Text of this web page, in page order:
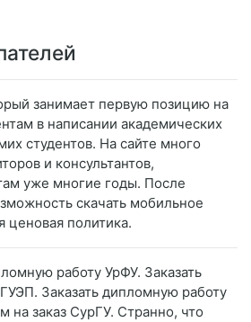
занимает первую позицию на
в написании академических
студентов. На сайте много
и консультантов,
уже многие годы. После
скачать мобильное
ценовая политика.
работу УрФУ. Заказать
Заказать дипломную работу
на заказ СурГУ. Странно, что